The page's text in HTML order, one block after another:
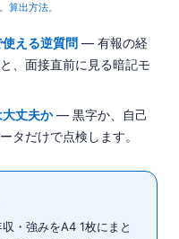
算出方法。
える逆質問 — 有報の経
、面接直前に見る暗記モ
丈夫か— 黒字か、自己
タだけで点検します。
・強みをA4 1枚にまと